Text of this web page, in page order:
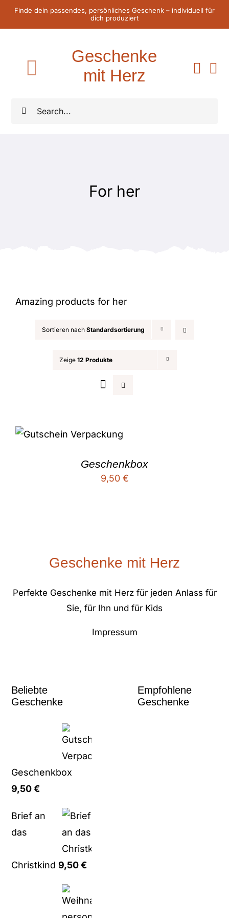
ZumFinde dein passendes, persönliches Geschenk – individuell für
dich produziert
Suche
Toggle
Navigation
Geschenke
mit Herz
For her
Amazing products for her
Sortieren nach Standardsortierung
Zeige 12 Produkte
Geschenkbox
9,50 €
Geschenke mit Herz
Perfekte Geschenke mit Herz für jeden Anlass für
Sie, für Ihn und für Kids
Impressum
Beliebte
Geschenke
Geschenkbox
9,50€
Brief an
das
Christkind 9,50€
Empfohlene
Geschenke